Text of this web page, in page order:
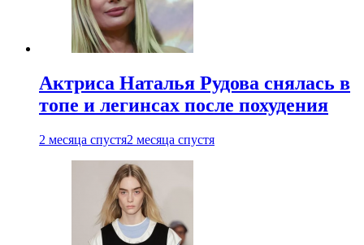
Актриса Наталья Рудова снялась в
топе и легинсах после похудения
2 месяца спустя2 месяца спустя